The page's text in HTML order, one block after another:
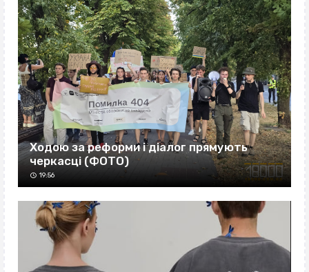
Ходою за реформи і діалог прямують
черкасці (ФОТО)
19:56